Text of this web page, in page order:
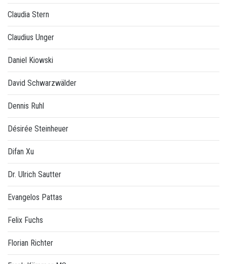
Claudia Stern
Claudius Unger
Daniel Kiowski
David Schwarzwälder
Dennis Ruhl
Désirée Steinheuer
Difan Xu
Dr. Ulrich Sautter
Evangelos Pattas
Felix Fuchs
Florian Richter